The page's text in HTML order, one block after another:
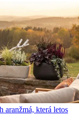
aranžmá, která letos